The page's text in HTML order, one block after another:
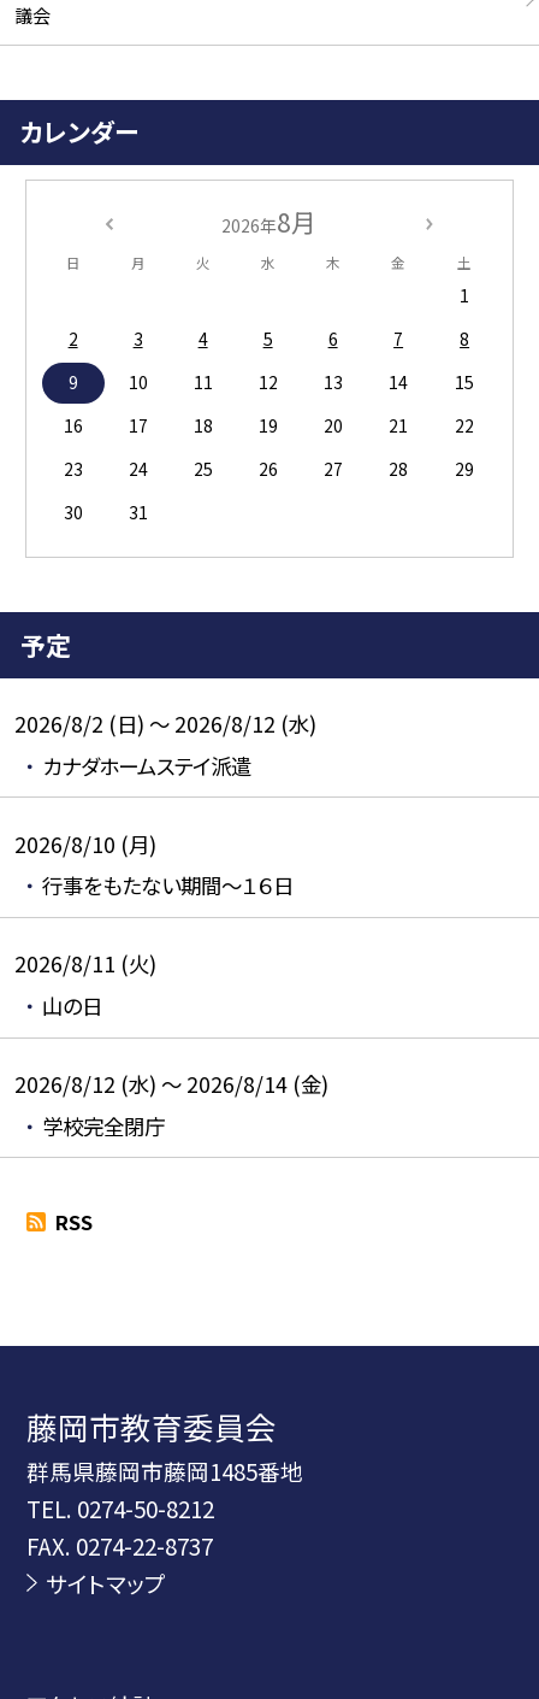
議会
カレンダー
2026年8月
日 月 火 水 木 金 土
1
2
3 4 5 6 7
8
9
10 11 12 13 14
15
16
17 18 19 20 21
22
23
24 25 26 27 28
29
30
31
予定
2026/8/2 (日) ～ 2026/8/12 (水)
カナダホームステイ派遣
2026/8/10 (月)
行事をもたない期間～１６日
2026/8/11 (火)
山の日
2026/8/12 (水) ～ 2026/8/14 (金)
学校完全閉庁
RSS
藤岡市教育委員会
群馬県藤岡市藤岡1485番地
TEL. 0274-50-8212
FAX. 0274-22-8737
サイトマップ